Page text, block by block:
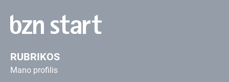
RUBRIKOS
Mano profilis